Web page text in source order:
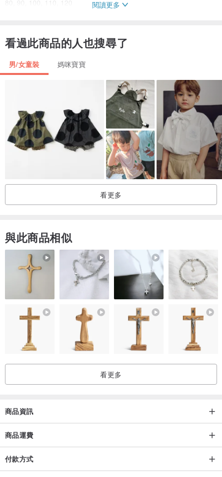
80 (衣長、胸寬：32cm、32cm)
90 (衣長、胸寬：34cm、34cm)
100(衣長、胸寬：37cm、35cm)
※ 尺寸可能會有輕微誤差。
※ 螢幕顯示可能導致照片顏色與實際商品略有差異，敬請見諒。
閱讀更多
看過此商品的人也搜尋了
男/女童裝 媽咪寶寶
看更多
與此商品相似
看更多
商品資訊
商品運費
付款方式